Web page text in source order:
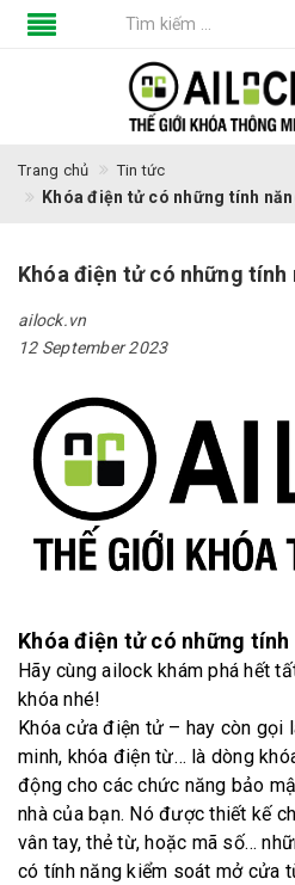
Trang chủ Tin tức
Khóa điện tử có những tính
Khóa điện tử có những tính
ailock.vn
12 September 2023
Khóa điện tử có những tính
Hãy cùng ailock khám phá hết
khóa nhé!
Khóa cửa điện tử – hay còn gọi
minh, khóa điện từ… là dòng
động cho các chức năng bảo
nhà của bạn. Nó được thiết kế
vân tay, thẻ từ, hoặc mã số…
có tính năng kiểm soát mở cửa